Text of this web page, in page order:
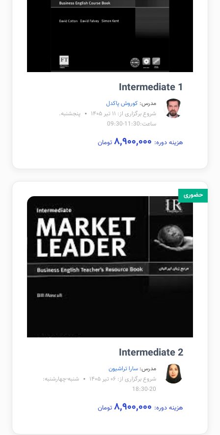
Intermediate 1
مدرس: کوروش پاکدل
شروع برگزاری از: ۱۱ تیر ۱۴۰۵
پنجشنبه.
ساعت:11:30-09:30
هزینه دوره: تومان
حضوری
Intermediate 2
مدرس: سارا تراشیون
شروع برگزاری از: ۰۶ تیر ۱۴۰۵
شنبه-چهارشنبه:
20-18:30
هزینه دوره: تومان